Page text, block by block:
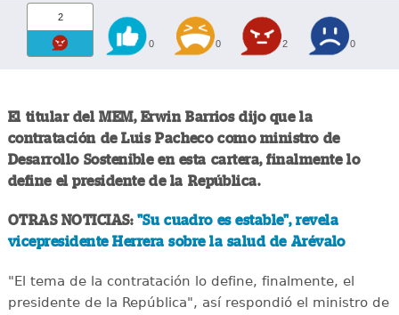
2
0 0 2 0
El titular del MEM, Erwin Barrios dijo que la
contratación de Luis Pacheco como ministro de
Desarrollo Sostenible en esta cartera, finalmente lo
define el presidente de la República.
OTRAS NOTICIAS: "Su cuadro es estable", revela
vicepresidente Herrera sobre la salud de Arévalo
"El tema de la contratación lo define, finalmente, el
presidente de la República", así respondió el ministro de